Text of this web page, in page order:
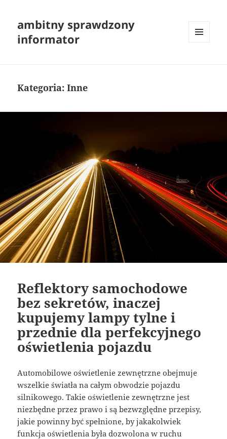
ambitny sprawdzony
informator
Kategoria:Inne
Reflektory samochodowe
bez sekretów, inaczej
kupujemy lampy tylne i
przednie dla perfekcyjnego
oświetlenia pojazdu
Automobilowe oświetlenie zewnętrzne obejmuje
wszelkie światła na całym obwodzie pojazdu
silnikowego. Takie oświetlenie zewnętrzne jest
niezbędne przez prawo i są bezwzględne przepisy,
jakie powinny być spełnione, by jakakolwiek
funkcja oświetlenia była dozwolona w ruchu